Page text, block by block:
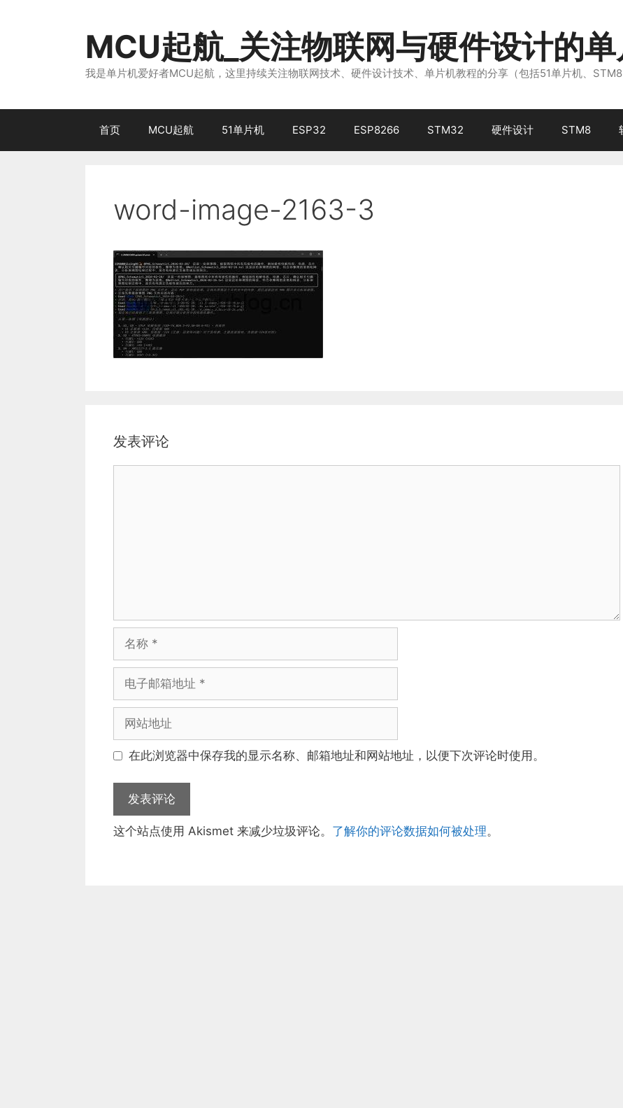
MCU起航_关注物联网与硬件设计的
我是单片机爱好者MCU起航，这里持续关注物联网技术、硬件设计技术、单片机教程的分享（包括51单片机、
首页 MCU起航 51单片机 ESP32 ESP8266 STM32 硬件设计 STM8
word-image-2163-3
发表评论
邮
址
地 在此浏览器中保存我的显示名称、邮箱地址和网站地址，以便下次评论时使用。
这个站点使用 Akismet 来减少垃圾评论。 了解你的评论数据如何被处理。